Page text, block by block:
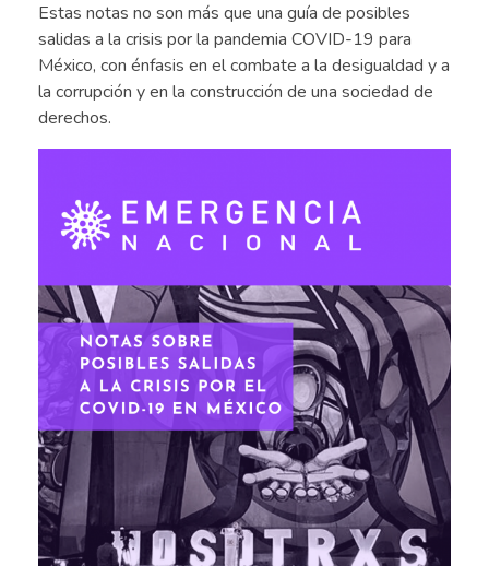
Estas notas no son más que una guía de posibles
salidas a la crisis por la pandemia COVID-19 para
México, con énfasis en el combate a la desigualdad y a
la corrupción y en la construcción de una sociedad de
derechos.